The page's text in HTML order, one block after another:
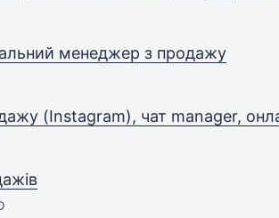
менеджер з продажу
(Instagram), чат manager,